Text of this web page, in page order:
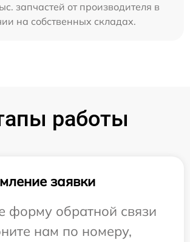
запчастей от производителя в
на собственных складах.
работы
заявки
форму обратной связи
нам по номеру,